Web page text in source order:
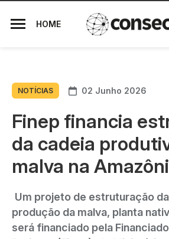
HOME
NOTÍCIAS 02 Junho 2026
Finep financia
da cadeia
malva na
Um projeto de estruturação
produção da malva, planta
será financiado pela